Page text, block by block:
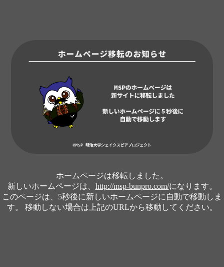
ホームページは移転しました。
新しいホームページは、 http://msp-bunpro.com/になります。
このページは、5秒後に新しいホームページに自動で移動しま
す。 移動しない場合は上記のURLから移動してください。